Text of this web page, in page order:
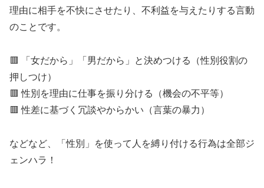
理由に相手を不快にさせたり、不利益を与えたりする言動
のことです。
🟥 「女だから」「男だから」と決めつける（性別役割の
押しつけ）
🟥 性別を理由に仕事を振り分ける（機会の不平等）
🟥 性差に基づく冗談やからかい（言葉の暴力）
などなど、「性別」を使って人を縛り付ける行為は全部ジ
ェンハラ！